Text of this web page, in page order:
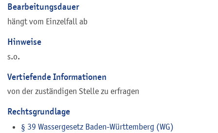
Bearbeitungsdauer
hängt vom Einzelfall ab
Hinweise
s.o.
Vertiefende Informationen
von der zuständigen Stelle zu erfragen
Rechtsgrundlage
§ 39 Wassergesetz Baden-Württemberg (WG)